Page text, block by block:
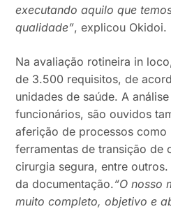
executando aquilo que
qualidade”, explicou Okidoi.
Na avaliação rotineira in
de 3.500 requisitos, de
unidades de saúde. A
funcionários, são ouvidos
aferição de processos como
ferramentas de transição de
cirurgia segura, entre
da documentação.“O nosso
muito completo, objetivo e